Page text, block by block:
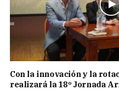
Con la innovación y la
realizará la 18º Jornada